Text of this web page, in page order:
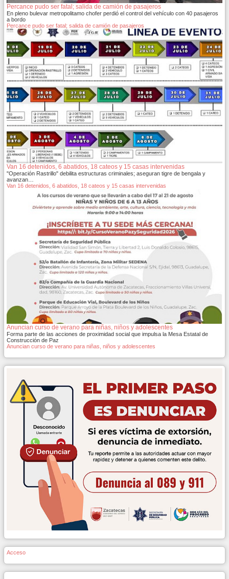
Percance pudo ser fatal; salida de camión de pasajeros
En pleno bulevar metropolitamo chofer perdió el control del vehículo con 40 pasajeros
a bordo
Percance pudo ser fatal; salida de camión de pasajeros
Van 16 detenidos, 6 abatidos, 18 cateos y 15 casas intervenidas
"Operación Rastrillo" debilita estructuras criminales; aseguran tigre de bengala y
avanzan…
Van 16 detenidos, 6 abatidos, 18 cateos y 15 casas intervenidas
Anuncian curso de verano para niñas, niños y adolescentes
Forma parte de las acciones de proximidad social que impulsa la Mesa Estatal de
Construcción de Paz
Anuncian curso de verano para niñas, niños y adolescentes
Acceso